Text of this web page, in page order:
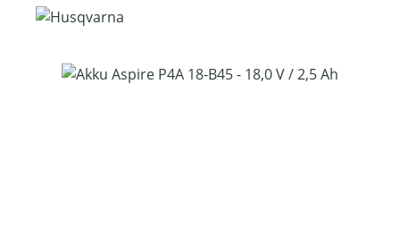
Bildergalerie überspringen